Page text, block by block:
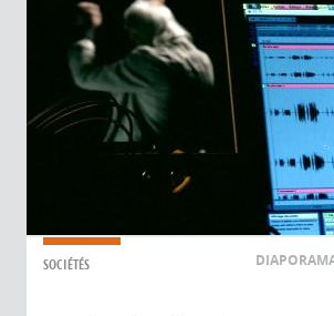
SOCIÉTÉS